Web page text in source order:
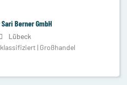
Berner GmbH
Lübeck
| Großhandel